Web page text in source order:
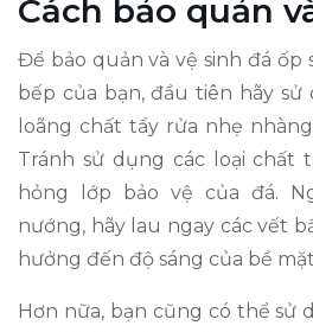
Cách bảo quản
Để bảo quản và vệ sinh đá
bếp của bạn, đầu tiên hãy
loãng chất tẩy rửa nhẹ
Tránh sử dụng các loại chất
hỏng lớp bảo vệ của đá.
nướng, hãy lau ngay các vết
hưởng đến độ sáng của bề
Hơn nữa, bạn cũng có thể sử